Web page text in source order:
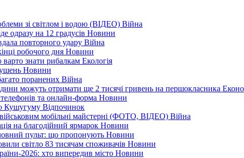
зі світлом і водою (ВІДЕО) Війна
одразу на 12 градусів Новини
повторного удару Війна
робочого дня Новини
варто знати рибалкам Екологія
Новини
поранених Війна
можуть отримати ще 2 тисячі гривень на першокласника
та онлайн-форма Новини
Кушугуму Відпочинок
мобільні майстерні (ФОТО, ВІДЕО) Війна
на благодійний ярмарок Новини
пульт: що пропонують Новини
світло 83 тисячам споживачів Новини
2026: хто випередив місто Новини